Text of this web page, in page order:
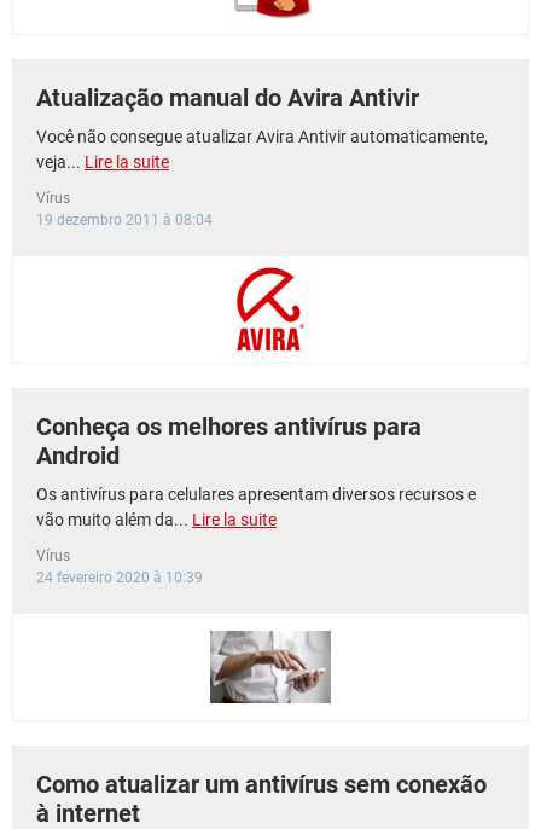
Atualização manual do Avira Antivir
Você não consegue atualizar Avira Antivir automaticamente,
veja... Lire la suite
Vírus
19 dezembro 2011 à 08:04
Conheça os melhores antivírus para
Android
Os antivírus para celulares apresentam diversos recursos e
vão muito além da... Lire la suite
Vírus
24 fevereiro 2020 à 10:39
Como atualizar um antivírus sem conexão
à internet